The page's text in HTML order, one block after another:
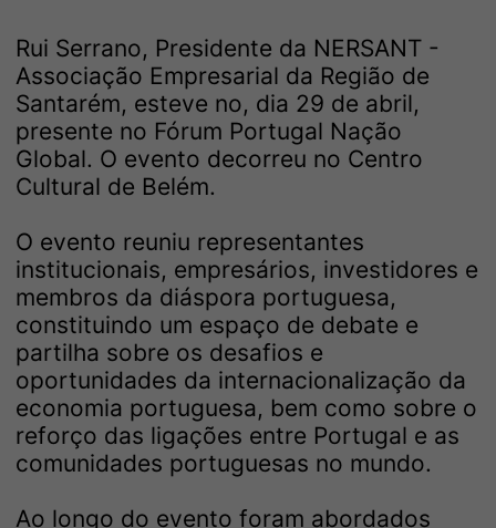
Rui Serrano, Presidente da NERSANT -
Associação Empresarial da Região de
Santarém, esteve no, dia 29 de abril,
presente no Fórum Portugal Nação
Global. O evento decorreu no Centro
Cultural de Belém.
O evento reuniu representantes
institucionais, empresários, investidores e
membros da diáspora portuguesa,
constituindo um espaço de debate e
partilha sobre os desafios e
oportunidades da internacionalização da
economia portuguesa, bem como sobre o
reforço das ligações entre Portugal e as
comunidades portuguesas no mundo.
Ao longo do evento foram abordados